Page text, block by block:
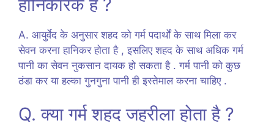
हानिकारक है ?
A. आयुर्वेद के अनुसार शहद को गर्म पदार्थों के साथ मिला कर
सेवन करना हानिकर होता है , इसलिए शहद के साथ अधिक गर्म
पानी का सेवन नुकसान दायक हो सकता है . गर्म पानी को कुछ
ठंडा कर या हल्का गुनगुना पानी ही इस्तेमाल करना चाहिए .
Q. क्या गर्म शहद जहरीला होता है ?